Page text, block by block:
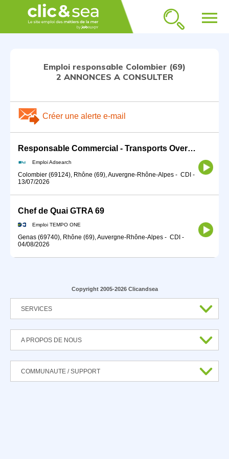
menu
Emploi responsable Colombier (69)
2 ANNONCES A CONSULTER
Créer une alerte e-mail
Responsable Commercial - Transports Overseas(H/F)
Emploi Adsearch
Colombier (69124), Rhône (69), Auvergne-Rhône-Alpes - CDI -
13/07/2026
Chef de Quai GTRA 69
Emploi TEMPO ONE
Genas (69740), Rhône (69), Auvergne-Rhône-Alpes - CDI -
04/08/2026
Copyright 2005-2026 Clicandsea
SERVICES
A PROPOS DE NOUS
COMMUNAUTE / SUPPORT